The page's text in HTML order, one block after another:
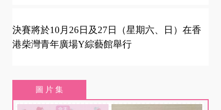
決賽將於10月26日及27日（星期六、日）在香
港柴灣青年廣場Y綜藝館舉行
圖 片 集